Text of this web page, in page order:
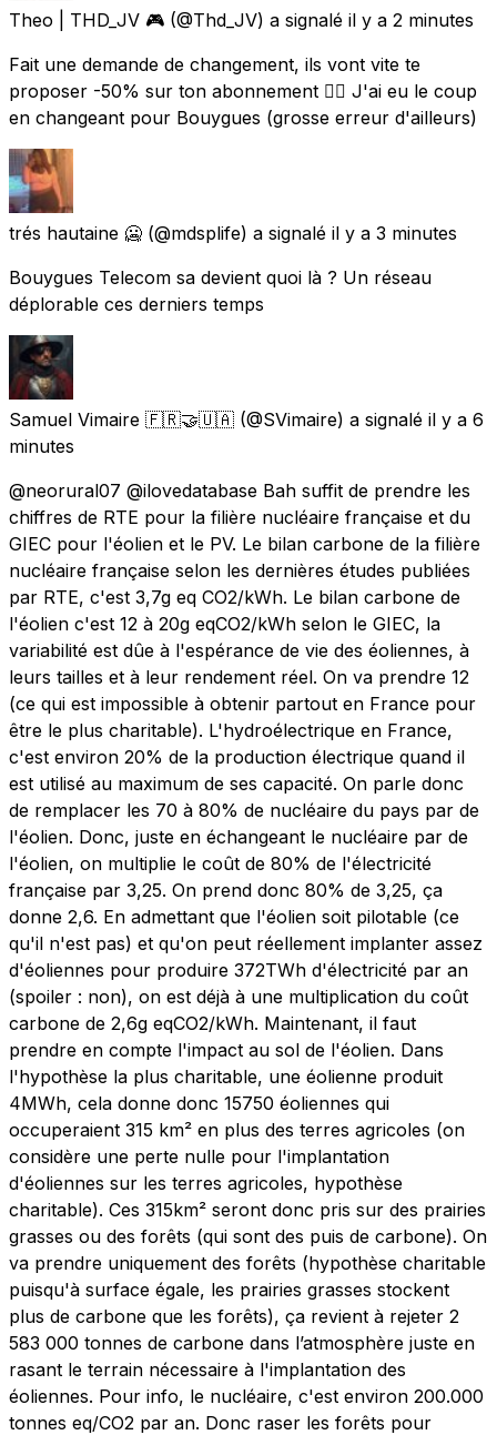
Theo | THD_JV 🎮 (@Thd_JV) a signalé il y a 2 minutes
Fait une demande de changement, ils vont vite te
proposer -50% sur ton abonnement 👍🏻 J'ai eu le coup
en changeant pour Bouygues (grosse erreur d'ailleurs)
trés hautaine 🥶 (@mdsplife) a signalé il y a 3 minutes
Bouygues Telecom sa devient quoi là ? Un réseau
déplorable ces derniers temps
Samuel Vimaire 🇫🇷🤝🇺🇦 (@SVimaire) a signalé il y a 6
minutes
@neorural07 @ilovedatabase Bah suffit de prendre les
chiffres de RTE pour la filière nucléaire française et du
GIEC pour l'éolien et le PV. Le bilan carbone de la filière
nucléaire française selon les dernières études publiées
par RTE, c'est 3,7g eq CO2/kWh. Le bilan carbone de
l'éolien c'est 12 à 20g eqCO2/kWh selon le GIEC, la
variabilité est dûe à l'espérance de vie des éoliennes, à
leurs tailles et à leur rendement réel. On va prendre 12
(ce qui est impossible à obtenir partout en France pour
être le plus charitable). L'hydroélectrique en France,
c'est environ 20% de la production électrique quand il
est utilisé au maximum de ses capacité. On parle donc
de remplacer les 70 à 80% de nucléaire du pays par de
l'éolien. Donc, juste en échangeant le nucléaire par de
l'éolien, on multiplie le coût de 80% de l'électricité
française par 3,25. On prend donc 80% de 3,25, ça
donne 2,6. En admettant que l'éolien soit pilotable (ce
qu'il n'est pas) et qu'on peut réellement implanter assez
d'éoliennes pour produire 372TWh d'électricité par an
(spoiler : non), on est déjà à une multiplication du coût
carbone de 2,6g eqCO2/kWh. Maintenant, il faut
prendre en compte l'impact au sol de l'éolien. Dans
l'hypothèse la plus charitable, une éolienne produit
4MWh, cela donne donc 15750 éoliennes qui
occuperaient 315 km² en plus des terres agricoles (on
considère une perte nulle pour l'implantation
d'éoliennes sur les terres agricoles, hypothèse
charitable). Ces 315km² seront donc pris sur des prairies
grasses ou des forêts (qui sont des puis de carbone). On
va prendre uniquement des forêts (hypothèse charitable
puisqu'à surface égale, les prairies grasses stockent
plus de carbone que les forêts), ça revient à rejeter 2
583 000 tonnes de carbone dans l’atmosphère juste en
rasant le terrain nécessaire à l'implantation des
éoliennes. Pour info, le nucléaire, c'est environ 200.000
tonnes eq/CO2 par an. Donc raser les forêts pour